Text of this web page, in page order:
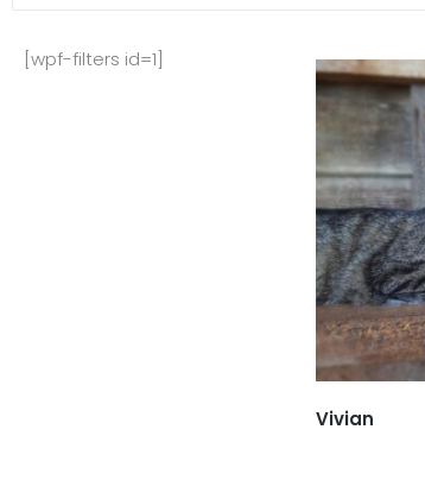
[wpf-filters id=1]
Vivian